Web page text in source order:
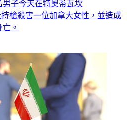
子今天在特奧蒂瓦坎
持槍殺害一位加拿大女性，並造成
。